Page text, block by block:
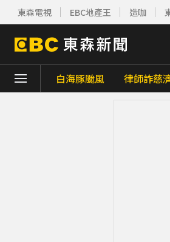
東森電視 EBC地產王 造咖
白海豚颱風 律師詐慈